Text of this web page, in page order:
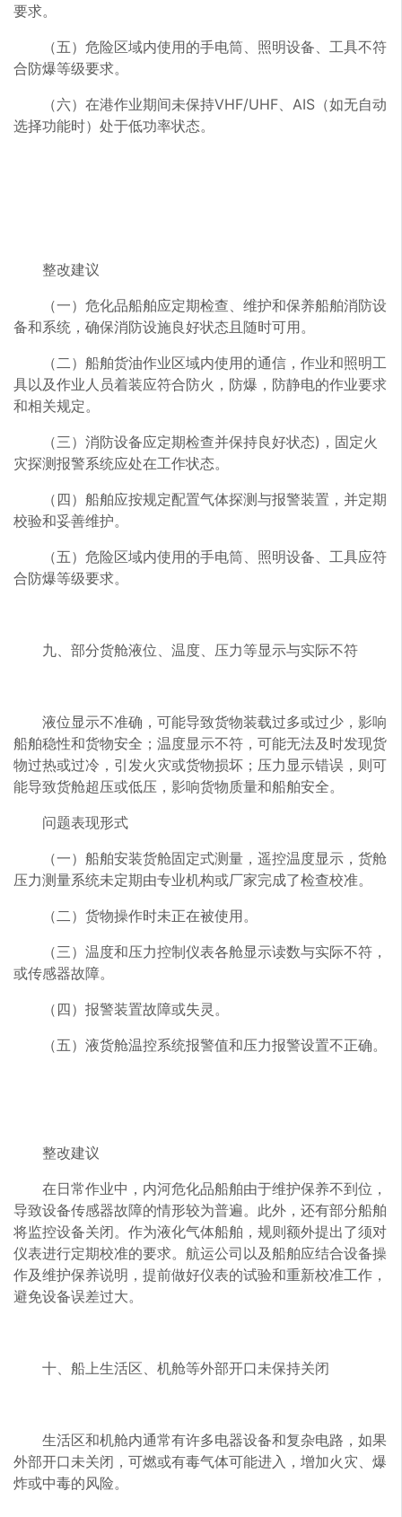
要求。
（五）危险区域内使用的手电筒、照明设备、工具不符
合防爆等级要求。
（六）在港作业期间未保持VHF/UHF、AIS（如无自动
选择功能时）处于低功率状态。
整改建议
（一）危化品船舶应定期检查、维护和保养船舶消防设
备和系统，确保消防设施良好状态且随时可用。
（二）船舶货油作业区域内使用的通信，作业和照明工
具以及作业人员着装应符合防火，防爆，防静电的作业要求
和相关规定。
（三）消防设备应定期检查并保持良好状态)，固定火
灾探测报警系统应处在工作状态。
（四）船舶应按规定配置气体探测与报警装置，并定期
校验和妥善维护。
（五）危险区域内使用的手电筒、照明设备、工具应符
合防爆等级要求。
九、部分货舱液位、温度、压力等显示与实际不符
液位显示不准确，可能导致货物装载过多或过少，影响
船舶稳性和货物安全；温度显示不符，可能无法及时发现货
物过热或过冷，引发火灾或货物损坏；压力显示错误，则可
能导致货舱超压或低压，影响货物质量和船舶安全。
问题表现形式
（一）船舶安装货舱固定式测量，遥控温度显示，货舱
压力测量系统未定期由专业机构或厂家完成了检查校准。
（二）货物操作时未正在被使用。
（三）温度和压力控制仪表各舱显示读数与实际不符，
或传感器故障。
（四）报警装置故障或失灵。
（五）液货舱温控系统报警值和压力报警设置不正确。
整改建议
在日常作业中，内河危化品船舶由于维护保养不到位，
导致设备传感器故障的情形较为普遍。此外，还有部分船舶
将监控设备关闭。作为液化气体船舶，规则额外提出了须对
仪表进行定期校准的要求。航运公司以及船舶应结合设备操
作及维护保养说明，提前做好仪表的试验和重新校准工作，
避免设备误差过大。
十、船上生活区、机舱等外部开口未保持关闭
生活区和机舱内通常有许多电器设备和复杂电路，如果
外部开口未关闭，可燃或有毒气体可能进入，增加火灾、爆
炸或中毒的风险。